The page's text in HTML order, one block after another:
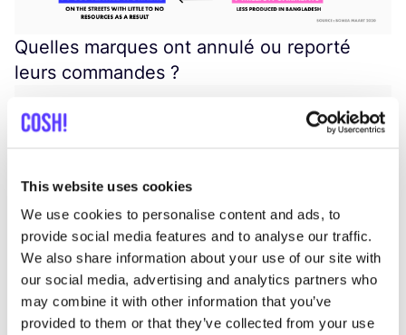
This website uses cookies
We use cookies to personalise content and ads, to
provide social media features and to analyse our traffic.
We also share information about your use of our site with
our social media, advertising and analytics partners who
may combine it with other information that you’ve
provided to them or that they’ve collected from your use
Quelles marques ont annulé ou reporté
leurs commandes ?
L’ensemble de don­nées montrent que ces marques